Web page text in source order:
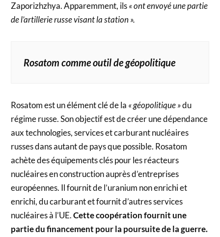
Zaporizhzhya. Apparemment, ils« ont envoyé une partie
de l’artillerie russe visant la station ».
Rosatom comme outil de géopolitique
Rosatom est un élément clé de la « géopolitique »du
régime russe. Son objectif est de créer une dépendance
aux technologies, services et carburant nucléaires
russes dans autant de pays que possible. Rosatom
achète des équipements clés pour les réacteurs
nucléaires en construction auprès d’entreprises
européennes. Il fournit de l’uranium non enrichi et
enrichi, du carburant et fournit d’autres services
nucléaires à l’UE.Cette coopération fournit une
partie du financement pour la poursuite de la guerre.